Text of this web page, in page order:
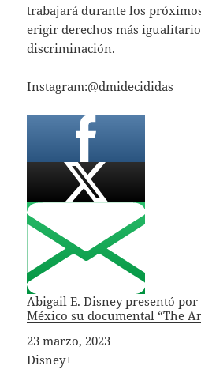
trabajará durante los
erigir derechos más
discriminación.
Instagram:@dmidecididas
Abigail E. Disney presentó
México su documental “The
Fecha
23 marzo, 2023
In relation to
Disney+